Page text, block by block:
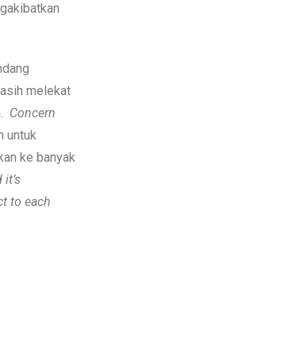
melekat
Concern
untuk
ke banyak
to each